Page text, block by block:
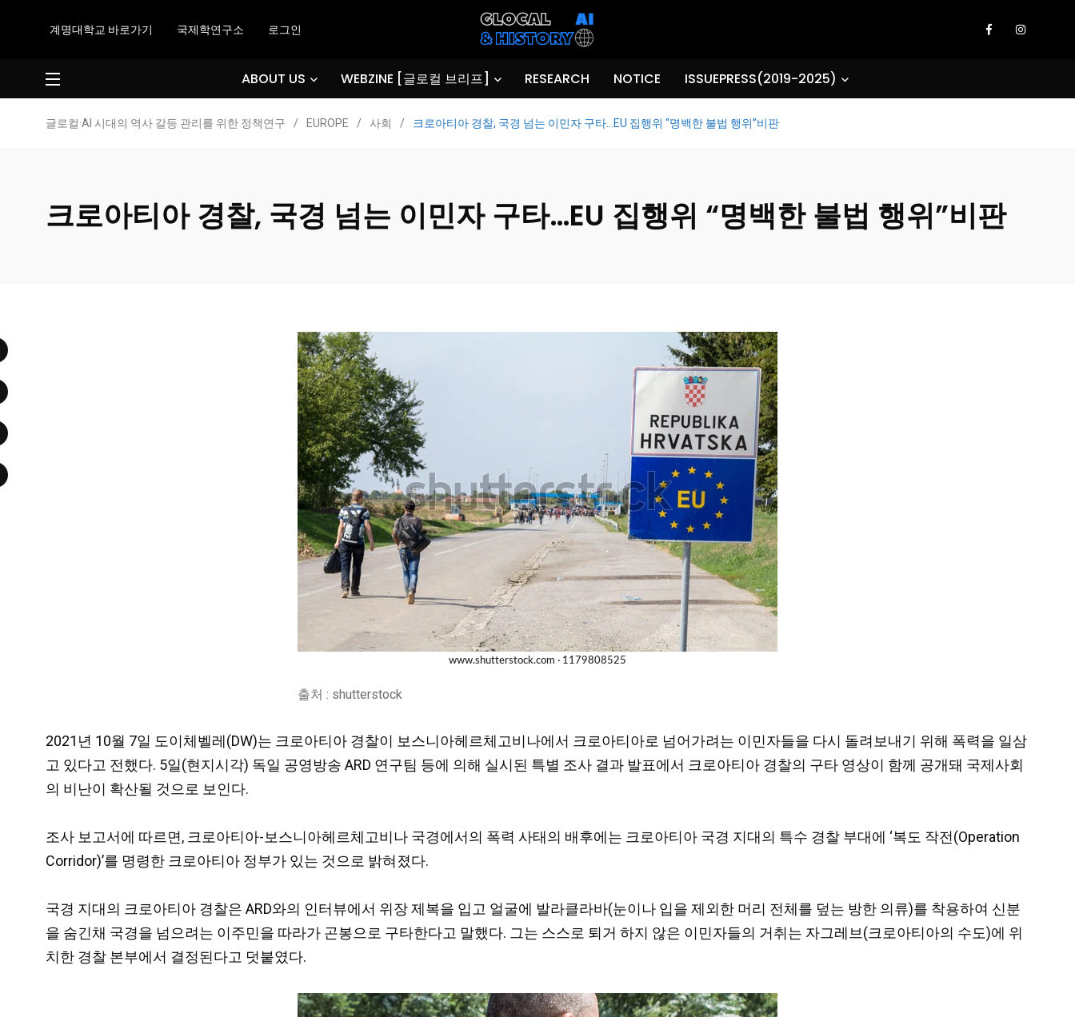
계명대학교 바로가기 국제학연구소 로그인
ABOUT US WEBZINE [글로컬 브리프] RESEARCH NOTICE ISSUEPRESS(2019-2025)
글로컬·AI 시대의 역사 갈등 관리를 위한 정책연구 / EUROPE / 사회 / 크로아티아 경찰, 국경 넘는 이민자 구타…EU 집행위 “명백한 불법 행위”비판
크로아티아 경찰, 국경 넘는 이민자 구타…EU 집행위 “명백한 불법 행위”비판
출처 : shutterstock
2021년 10월 7일 도이체벨레(DW)는 크로아티아 경찰이 보스니아헤르체고비나에서 크로아티아로 넘어가려는 이민자들을 다시 돌려보내기 위해 폭력을 일삼
고 있다고 전했다. 5일(현지시각) 독일 공영방송 ARD 연구팀 등에 의해 실시된 특별 조사 결과 발표에서 크로아티아 경찰의 구타 영상이 함께 공개돼 국제사회
의 비난이 확산될 것으로 보인다.
조사 보고서에 따르면, 크로아티아-보스니아헤르체고비나 국경에서의 폭력 사태의 배후에는 크로아티아 국경 지대의 특수 경찰 부대에 ‘복도 작전(Operation
Corridor)’를 명령한 크로아티아 정부가 있는 것으로 밝혀졌다.
국경 지대의 크로아티아 경찰은 ARD와의 인터뷰에서 위장 제복을 입고 얼굴에 발라클라바(눈이나 입을 제외한 머리 전체를 덮는 방한 의류)를 착용하여 신분
을 숨긴채 국경을 넘으려는 이주민을 따라가 곤봉으로 구타한다고 말했다. 그는 스스로 퇴거 하지 않은 이민자들의 거취는 자그레브(크로아티아의 수도)에 위
치한 경찰 본부에서 결정된다고 덧붙였다.